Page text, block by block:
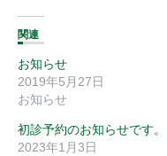
関連
お知らせ
2019年5月27日
お知らせ
初診予約のお知らせです。
2023年1月3日